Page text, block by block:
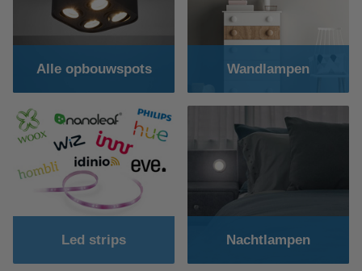
Alle opbouwspots Wandlampen
Led strips Nachtlampen